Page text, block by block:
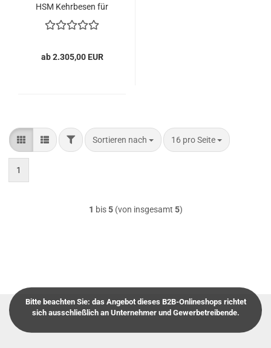
HSM Kehrbesen für
Bagger und
Gabelstapler
ab 2.305,00 EUR
FILTERSortieren nach
Sortieren nach 16 pro Seite
pro Seite
1
1 bis5(von insgesamt 5)
Bitte beachten Sie: das Angebot dieses B2B-Onlineshops richtet
sich ausschließlich an Unternehmer und Gewerbetreibende.